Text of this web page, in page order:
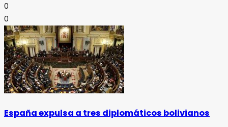
0
0
España expulsa a tres diplomáticos bolivianos